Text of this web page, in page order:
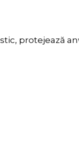
protejează